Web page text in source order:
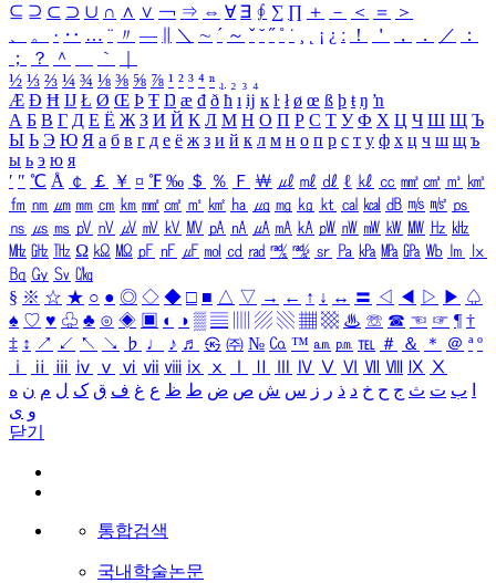
⊆ ⊇ ⊂ ⊃ ∪ ∩ ∧ ∨ ￢ ⇒ ⇔ ∀ ∃ ∮ ∑ ∏ ＋ － ＜ ＝
＞
、
。 · ‥ … ¨ 〃 ― ＼ ∼ ´ ～ ˇ ˘ ˝ ˚ ˙ ¸ ¡ ¿ ː ！ ＇ ， ． ／
：
；
？ ＾ ｀
½ ⅓ ⅔ ¼ ¾ ⅛ ⅜ ⅝ ⅞ ¹ ² ³ ⁴ ⁿ ₁ ₂ ₃ ₄
Æ Ð Ħ Ĳ Ł Ø Œ Þ Ŧ Ŋ æ đ ð ħ ı ĳ ĸ ŀ ł ø œ ß þ ŧ ŋ ŉ
А Б В Г Д Е Ё Ж З И Й К Л М Н О П Р С Т У Ф Х Ц Ч Ш Щ Ъ
Ы Ь Э Ю Я а б в г д е ё ж з и й к л м н о п р с т у ф х ц ч ш щ ъ
ы ь э ю я
′ ″ ℃ Å ￠ ￡ ￥ ¤ ℉ ‰ ＄ ％ Ｆ ￦ ㎕ ㎖ ㎗ ℓ ㎘ ㏄ ㎣ ㎤ ㎥ ㎦
㎙ ㎚ ㎛ ㎜ ㎝ ㎞ ㎟ ㎠ ㎡ ㎢ ㏊ ㎍ ㎎ ㎏ ㏏ ㎈ ㎉ ㏈ ㎧ ㎨ ㎰
㎱ ㎲ ㎳ ㎴ ㎵ ㎶ ㎷ ㎸ ㎹ ㎀ ㎁ ㎂ ㎃ ㎄ ㎺ ㎻ ㎽ ㎾ ㎿ ㎐ ㎑
㎒ ㎓ ㎔ Ω ㏀ ㏁ ㎊ ㎋ ㎌ ㏖ ㏅ ㎭ ㎮ ㎯ ㏛ ㎩ ㎪ ㎫ ㎬ ㏝ ㏐
㏓
㏃ ㏉ ㏜ ㏆
§ ※ ☆ ★ ○ ● ◎ ◇ ◆ □ ■ △ ▽ → ← ↑ ↓ ↔ 〓 ◁ ◀ ▷ ▶ ♤
♠ ♡ ♥ ♧ ♣ ⊙ ◈ ▣ ◐ ◑ ▒ ▤ ▨ ▧ ▦ ▩ ♨ ☏ ☎ ☜ ☞ ¶ †
‡ ↕ ↗ ↙ ↖ ↘ ♭ ♩ ♪ ♬ ㉿ ㈜ № ㏇ ™ ㏂ ㏘ ℡ ＃ ＆ ＊ ＠ ª º
ⅰ
ⅱ ⅲ ⅳ ⅴ ⅵ ⅶ ⅷ ⅸ ⅹ Ⅳ Ⅴ Ⅵ Ⅶ Ⅷ Ⅸ Ⅹ
ب ت ث ج ح خ د ذ ر ز س ش ص ض ط ظ ع غ ف ق ک ل م ن ه
و ی
닫기
통합검색
국내학술논문